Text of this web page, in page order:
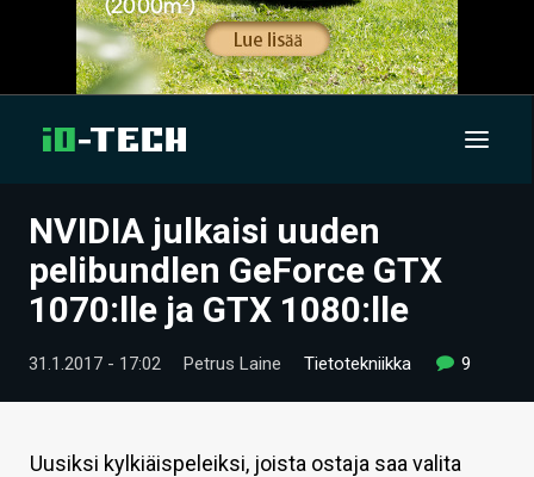
UUTISET
ARTIKKELIT
VIDEOT
TECHBBS
TIETOA
NVIDIA julkaisi uuden
pelibundlen GeForce GTX
1070:lle ja GTX 1080:lle
31.1.2017 - 17:02 Petrus Laine Tietotekniikka 9
Uusiksi kylkiäispeleiksi, joista ostaja saa valita